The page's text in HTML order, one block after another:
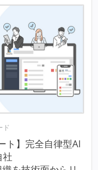
ド
ト】完全自律型AI
社